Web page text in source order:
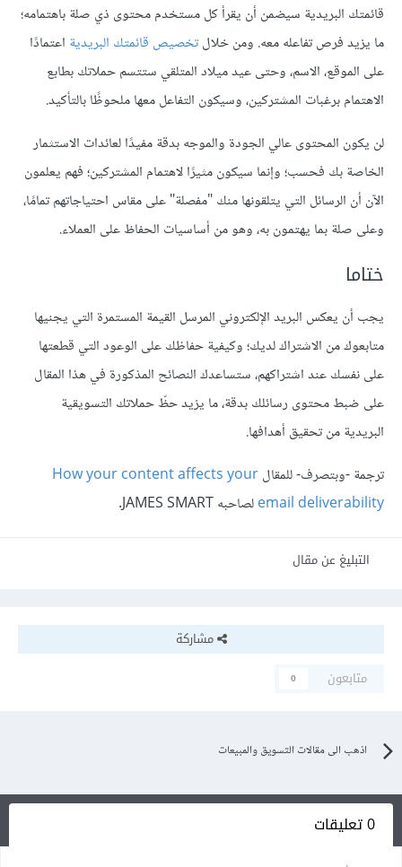
قائمتك البريدية سيضمن أن يقرأ كل مستخدم محتوى ذي صلة باهتمامه؛
ما يزيد فرص تفاعله معه. ومن خلالتخصيص قائمتك البريدية اعتمادًا
على الموقع، الاسم، وحتى عيد ميلاد المتلقي ستتسم حملاتك بطابع
الاهتمام برغبات المشتركين، وسيكون التفاعل معها ملحوظًا بالتأكيد.
لن يكون المحتوى عالي الجودة والموجه بدقة مفيدًا لعائدات الاستثمار
الخاصة بك فحسب؛ وإنما سيكون مثيرًا لاهتمام المشتركين؛ فهم يعلمون
الآن أن الرسائل التي يتلقونها منك "مفصلة" على مقاس احتياجاتهم تمامًا،
وعلى صلة بما يهتمون به، وهو من أساسيات الحفاظ على العملاء.
ختاما
يجب أن يعكس البريد الإلكتروني المرسل القيمة المستمرة التي يجنيها
متابعوك من الاشتراك لديك؛ وكيفية حفاظك على الوعود التي قطعتها
على نفسك عند اشتراكهم، ستساعدك النصائح المذكورة في هذا المقال
على ضبط محتوى رسائلك بدقة، ما يزيد حظّ حملاتك التسويقية
البريدية من تحقيق أهدافها.
ترجمة -وبتصرف- للمقالHow your content affects your
email deliverabilityلصاحبه JAMES SMART.
التبليغ عن مقال
مشاركة
متابعون
0
اذهب الى مقالات التسويق والمبيعات
0 تعليقات